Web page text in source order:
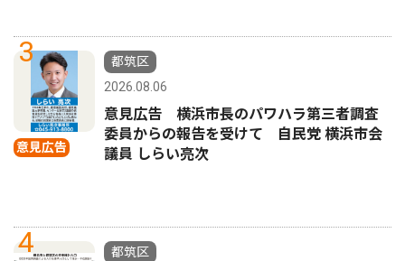
3
意見広告
都筑区
2026.08.06
意見広告 横浜市長のパワハラ第三者調査
委員からの報告を受けて 自民党 横浜市会
議員 しらい亮次
4
都筑区